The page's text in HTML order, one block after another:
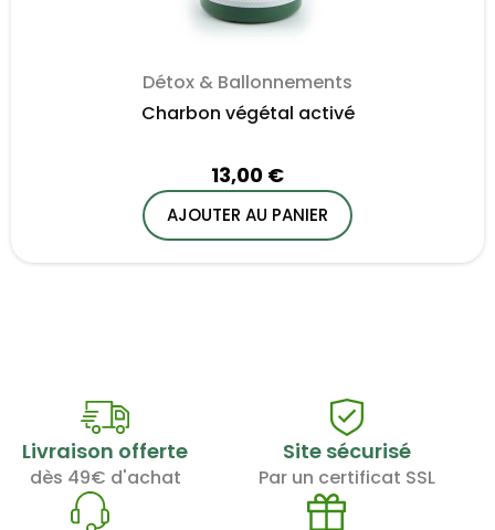
Détox & Ballonnements
Charbon végétal activé
13,00 €
AJOUTER AU PANIER
Livraison offerte
dès 49€ d'achat
Site sécurisé
Par un certificat SSL